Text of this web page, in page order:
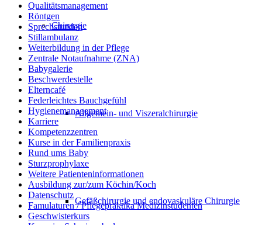
Chirurgie
Allgemein- und Viszeralchirurgie
Gefäßchirurgie und endovaskuläre Chirurgie
Qualitätsmanagement
Röntgen
Sprechstunden
Stillambulanz
Weiterbildung in der Pflege
Zentrale Notaufnahme (ZNA)
Babygalerie
Beschwerdestelle
Elterncafé
Federleichtes Bauchgefühl
Hygienemanagement
Karriere
Kompetenzzentren
Kurse in der Familienpraxis
Rund ums Baby
Sturzprophylaxe
Weitere Patienteninformationen
Ausbildung zur/zum Köchin/Koch
Datenschutz
Famulaturen / Pflegepraktika Medizinstudenten
Geschwisterkurs